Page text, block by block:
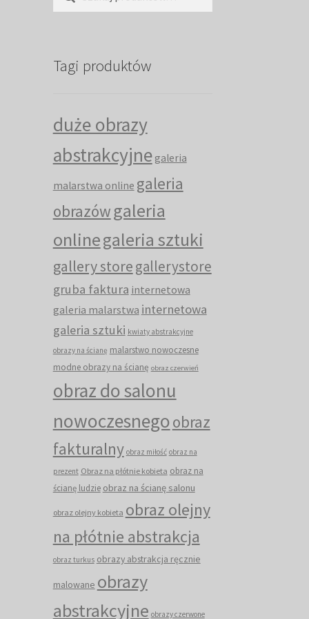
Tagi produktów
duże obrazy
abstrakcyjne galeria
malarstwa online galeria
obrazów galeria
onlinegaleria sztuki
gallery storegallerystore
gruba faktura internetowa
galeria malarstwa internetowa
galeria sztuki kwiaty abstrakcyjne
obrazy na ścianę malarstwo nowoczesne
modne obrazy na ścianę obraz czerwień
obraz do salonu
nowoczesnegoobraz
fakturalny obraz miłość obraz na
prezent Obraz na płótnie kobieta obraz na
ścianę ludzie obraz na ścianę salonu
obraz olejny kobieta obraz olejny
na płótnie abstrakcja
obraz turkus obrazy abstrakcja ręcznie
malowane obrazy
abstrakcyjne obrazy czerwone